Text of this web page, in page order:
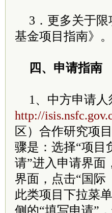
3．更多关于
基金项目指南》。
四、申请指南
1、中方申请
http://
区）合作研究项
骤是：选择“项目
请”进入申请界面
界面，点击“国际
此类项目下拉菜